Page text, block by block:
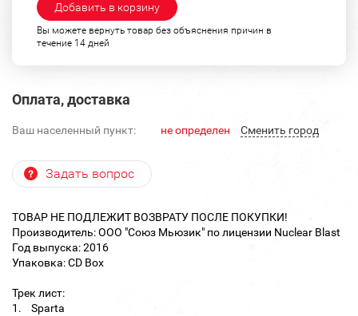
Добавить в корзину
Вы можете вернуть товар без объяснения причин в
течение 14 дней
Оплата, доставка
Ваш населенный пункт: не определен Cменить город
Задать вопрос
ТОВАР НЕ ПОДЛЕЖИТ ВОЗВРАТУ ПОСЛЕ ПОКУПКИ!
Производитель: ООО "Союз Мьюзик" по лицензии Nuclear Blast
Год выпуска: 2016
Упаковка: CD Box
Трек лист:
1. Sparta